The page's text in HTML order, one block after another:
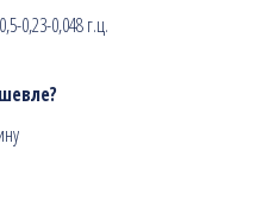
0,23-0,048 г.ц.